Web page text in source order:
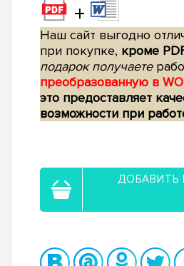
+
Наш сайт выгодно
при покупке, кроме
подарок получаете
преобразованную в
это предоставляет
возможности при
ДОБАВИТЬ